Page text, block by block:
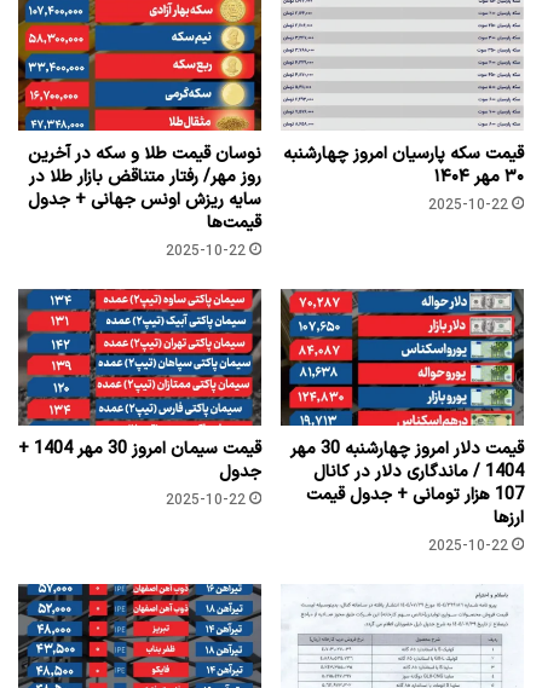
قیمت سکه پارسیان امروز چهارشنبه
۳۰ مهر ۱۴۰۴
2025-10-22
نوسان قیمت طلا و سکه در آخرین
روز مهر/ رفتار متناقض بازار طلا در
سایه ریزش اونس جهانی + جدول
قیمت‌ها
2025-10-22
قیمت دلار امروز چهارشنبه 30 مهر
1404 / ماندگاری دلار در کانال
107 هزار تومانی + جدول قیمت
ارزها
2025-10-22
قیمت سیمان امروز 30 مهر 1404 +
جدول
2025-10-22